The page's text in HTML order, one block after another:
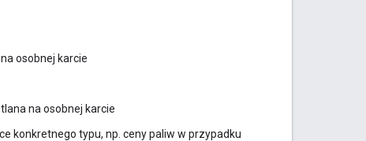
osobnej karcie
na osobnej karcie
konkretnego typu, np. ceny paliw w przypadku